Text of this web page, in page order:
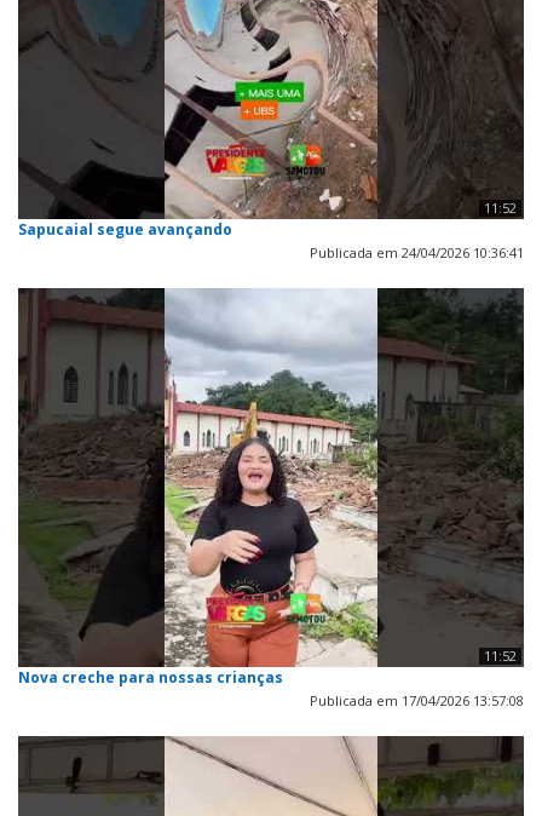
11:52
Sapucaial segue avançando
Publicada em 24/04/2026 10:36:41
11:52
Nova creche para nossas crianças
Publicada em 17/04/2026 13:57:08